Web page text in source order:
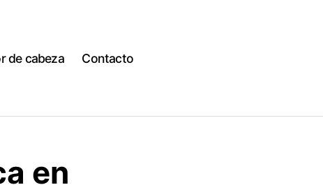
de cabeza Contacto
en